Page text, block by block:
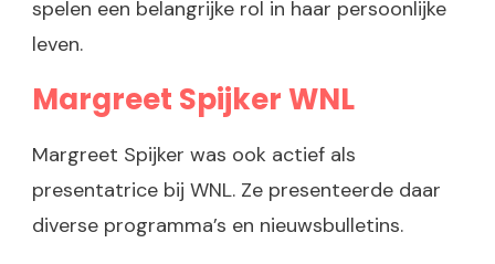
spelen een belangrijke rol in haar persoonlijke
leven.
Margreet Spijker WNL
Margreet Spijker was ook actief als
presentatrice bij WNL. Ze presenteerde daar
diverse programma’s en nieuwsbulletins.